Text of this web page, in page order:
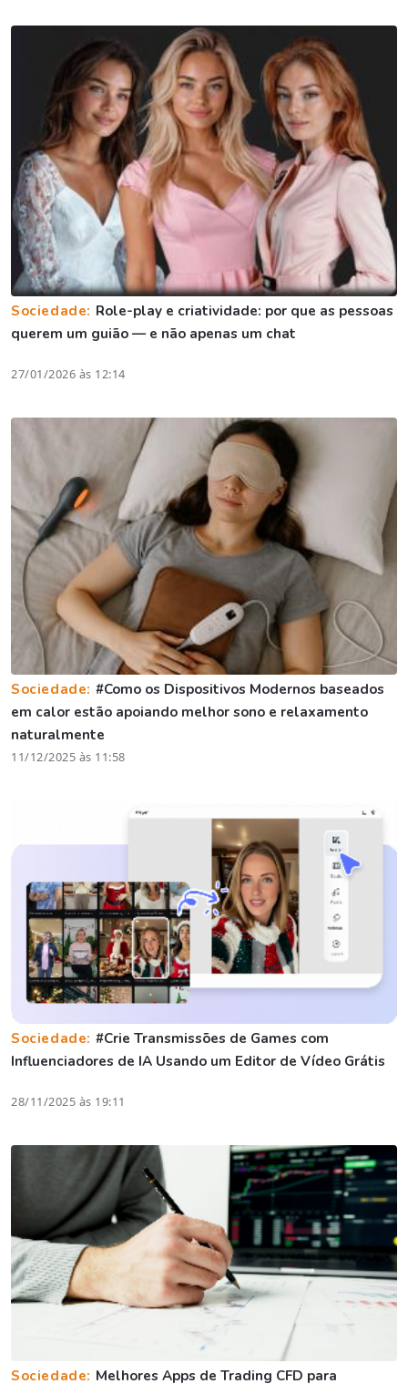
Sociedade: Role-play e criatividade: por que as pessoas
querem um guião — e não apenas um chat
27/01/2026 às 12:14
Sociedade: #Como os Dispositivos Modernos baseados
em calor estão apoiando melhor sono e relaxamento
naturalmente
11/12/2025 às 11:58
Sociedade: #Crie Transmissões de Games com
Influenciadores de IA Usando um Editor de Vídeo Grátis
28/11/2025 às 19:11
Sociedade: Melhores Apps de Trading CFD para